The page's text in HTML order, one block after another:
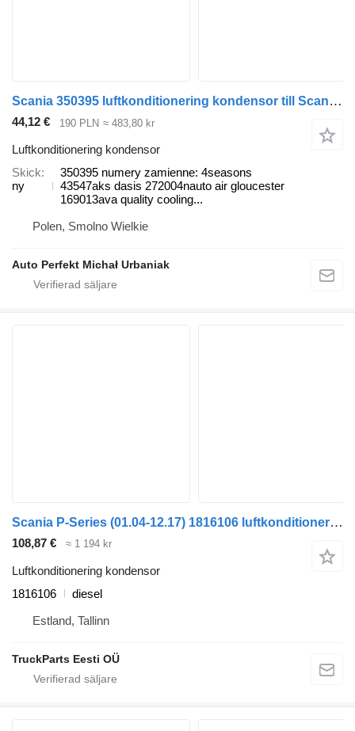
Scania 350395 luftkonditionering kondensor till Scania P,G,R,T dragbil
44,12 € 190 PLN ≈ 483,80 kr
Luftkonditionering kondensor
Skick
ny
350395 numery zamienne: 4seasons
43547aks dasis 272004nauto air gloucester
169013ava quality cooling...
Polen, Smolno Wielkie
Auto Perfekt Michał Urbaniak
Scania P-Series (01.04-12.17) 1816106 luftkonditionering kondensor till Scania P,G,R,T-series (2004-2017) dragbil
108,87 € ≈ 1 194 kr
Luftkonditionering kondensor
1816106
diesel
Estland, Tallinn
TruckParts Eesti OÜ